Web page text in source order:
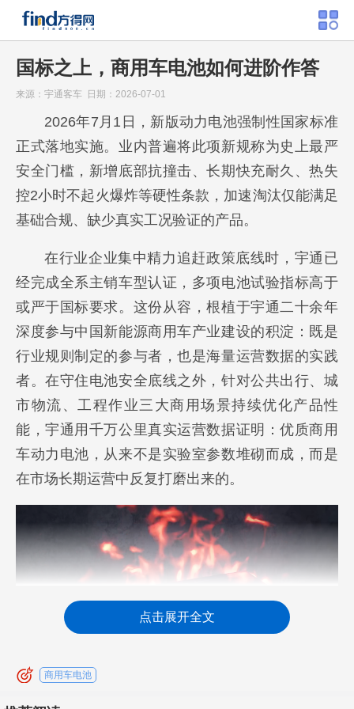
国标之上，商用车电池如何进阶作答
来源：宇通客车 日期：2026-07-01
2026年7月1日，新版动力电池强制性国家标准
正式落地实施。业内普遍将此项新规称为史上最严
安全门槛，新增底部抗撞击、长期快充耐久、热失
控2小时不起火爆炸等硬性条款，加速淘汰仅能满足
基础合规、缺少真实工况验证的产品。
在行业企业集中精力追赶政策底线时，宇通已
经完成全系主销车型认证，多项电池试验指标高于
或严于国标要求。这份从容，根植于宇通二十余年
深度参与中国新能源商用车产业建设的积淀：既是
行业规则制定的参与者，也是海量运营数据的实践
者。在守住电池安全底线之外，针对公共出行、城
市物流、工程作业三大商用场景持续优化产品性
能，宇通用千万公里真实运营数据证明：优质商用
车动力电池，从来不是实验室参数堆砌而成，而是
在市场长期运营中反复打磨出来的。
点击展开全文
商用车电池